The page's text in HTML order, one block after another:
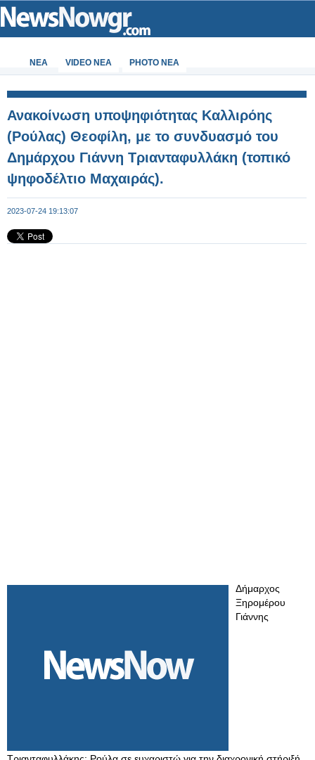
ΝΕΑ VIDEO NEA PHOTO NEA
Ανακοίνωση υποψηφιότητας Καλλιρόης
(Ρούλας) Θεοφίλη, με το συνδυασμό του
Δημάρχου Γιάννη Τριανταφυλλάκη (τοπικό
ψηφοδέλτιο Μαχαιράς).
2023-07-24 19:13:07
Δήμαρχος
Ξηρομέρου
Γιάννης